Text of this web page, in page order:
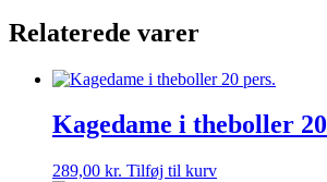
antal
Relaterede varer
Kagedame i theboller
289,00 kr. Tilføj til kurv